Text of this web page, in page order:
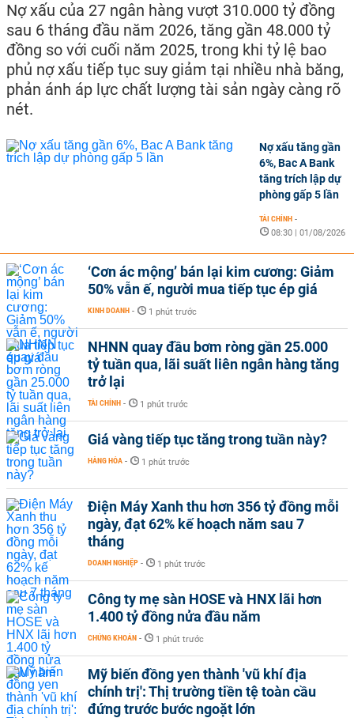
Nợ xấu của 27 ngân hàng vượt 310.000 tỷ đồng
sau 6 tháng đầu năm 2026, tăng gần 48.000 tỷ
đồng so với cuối năm 2025, trong khi tỷ lệ bao
phủ nợ xấu tiếp tục suy giảm tại nhiều nhà băng,
phản ánh áp lực chất lượng tài sản ngày càng rõ
nét.
Nợ xấu tăng gần
6%, Bac A Bank
tăng trích lập dự
phòng gấp 5 lần
TÀI CHÍNH -
08:30 | 01/08/2026
‘Cơn ác mộng’ bán lại kim cương: Giảm
50% vẫn ế, người mua tiếp tục ép giá
KINH DOANH - 1 phút trước
NHNN quay đầu bơm ròng gần 25.000
tỷ tuần qua, lãi suất liên ngân hàng tăng
trở lại
TÀI CHÍNH - 1 phút trước
Giá vàng tiếp tục tăng trong tuần này?
HÀNG HÓA - 1 phút trước
Điện Máy Xanh thu hơn 356 tỷ đồng mỗi
ngày, đạt 62% kế hoạch năm sau 7
tháng
DOANH NGHIỆP - 1 phút trước
Công ty mẹ sàn HOSE và HNX lãi hơn
1.400 tỷ đồng nửa đầu năm
CHỨNG KHOÁN - 1 phút trước
Mỹ biến đồng yen thành 'vũ khí địa
chính trị': Thị trường tiền tệ toàn cầu
đứng trước bước ngoặt lớn